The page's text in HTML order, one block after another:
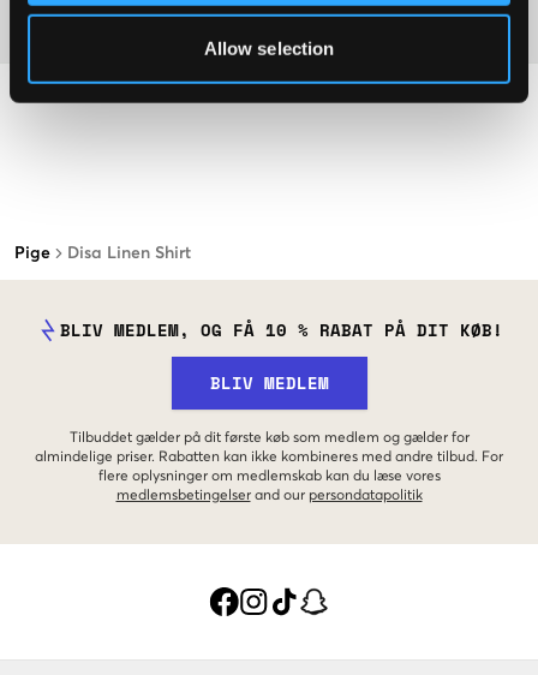
Allow selection
Pige Disa Linen Shirt
BLIV MEDLEM, OG FÅ 10 % RABAT PÅ DIT KØB!
BLIV MEDLEM
Tilbuddet gælder på dit første køb som medlem og gælder for
almindelige priser. Rabatten kan ikke kombineres med andre tilbud. For
flere oplysninger om medlemskab kan du læse vores
medlemsbetingelser and our persondatapolitik